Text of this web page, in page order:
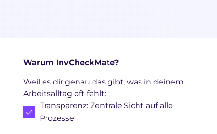
Warum InvCheckMate?
Weil es dir genau das gibt, was in deinem
Arbeitsalltag oft fehlt:
Transparenz: Zentrale Sicht auf alle
Prozesse